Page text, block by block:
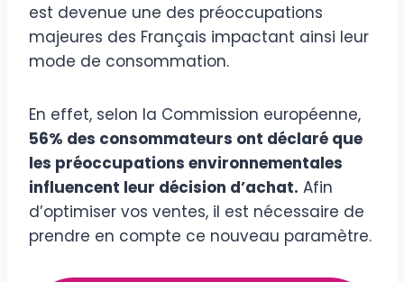
est devenue une des préoccupations
majeures des Français impactant ainsi leur
mode de consommation.
En effet, selon la Commission européenne,
56% des consommateurs ont déclaré que
les préoccupations environnementales
influencent leur décision d’achat. Afin
d’optimiser vos ventes, il est nécessaire de
prendre en compte ce nouveau paramètre.